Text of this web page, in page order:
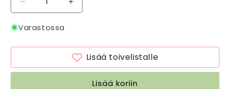
Vähennä
tuotteen
Pupu
korkeus
cm
Lisää
tuotteen
korkeus
40
cm
määrää
Varastossa
Lisää toivelistalle
Lisää koriin